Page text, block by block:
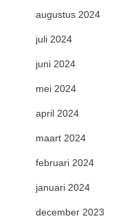
augustus 2024
juli 2024
juni 2024
mei 2024
april 2024
maart 2024
februari 2024
januari 2024
december 2023